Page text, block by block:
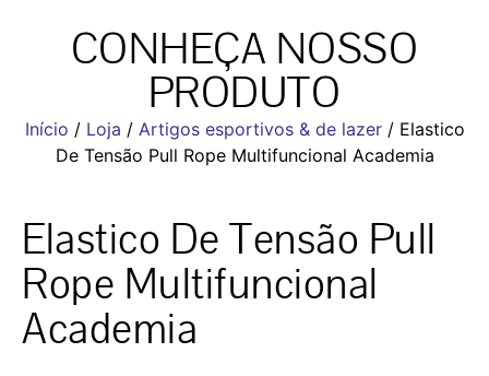
CONHEÇA NOSSO
PRODUTO
Início / Loja / Artigos esportivos & de lazer/ Elastico
De Tensão Pull Rope Multifuncional Academia
Elastico De Tensão Pull
Rope Multifuncional
Academia